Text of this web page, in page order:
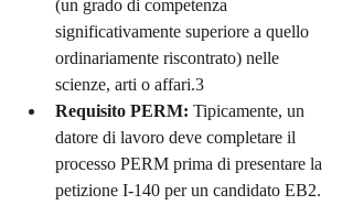
(un grado di competenza
significativamente superiore a quello
ordinariamente riscontrato) nelle
scienze, arti o affari.3
Requisito PERM: Tipicamente, un
datore di lavoro deve completare il
processo PERM prima di presentare la
petizione I-140 per un candidato EB2.